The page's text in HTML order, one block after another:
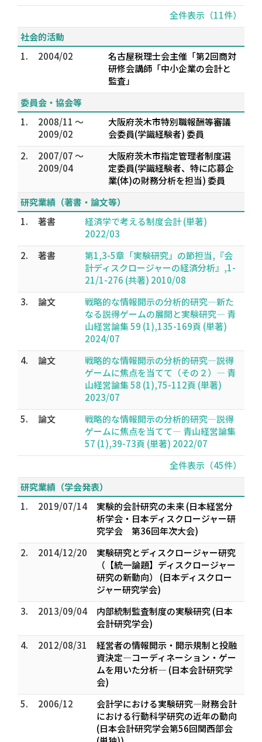
全件表示（11件）
社会的活動
1.
2004/02
名古屋税理士会主催「第2回商対
研修会講師「中小企業の会計と
監査」
委員会・協会等
1.
2008/11 ～
2009/02
大阪府茨木市特別職報酬等審議
会委員(学識経験者) 委員
2.
2007/07 ～
2009/04
大阪府茨木市指定管理者制度選
定委員(学識経験者、特に応募企
業(体)の財務分析を担当) 委員
研究業績（著書・論文等）
1.
著書
経済学で考える制度会計 (単著)
2022/03
2.
著書
第1,3-5章「実験研究」の節担当,『会
計ディスクロージャーの経済分析』,1-
21/1-276 (共著) 2010/08
3.
論文
戦略的な情報開示の分析的研究―新た
なる説得ゲームの展開と実験研究― 青
山経営論集 59 (1),135-169頁 (単著)
2024/07
4.
論文
戦略的な情報開示の分析的研究―説得
ゲームに焦点を当てて（その２）― 青
山経営論集 58 (1),75-112頁 (単著)
2023/07
5.
論文
戦略的な情報開示の分析的研究―説得
ゲームに焦点を当てて― 青山経営論集
57 (1),39-73頁 (単著) 2022/07
全件表示（45件）
研究業績（学会発表）
1.
2019/07/14
実験的会計研究の未来 (日本経営分
析学会・日本ディスクロージャー研
究学会 第36回年次大会)
2.
2014/12/20
実験研究とディスクロージャー研究
（【統一論題】ディスクロージャー
研究の新動向） (日本ディスクロー
ジャー研究学会)
3.
2013/09/04
内部統制監査制度の実験研究 (日本
会計研究学会)
4.
2012/08/31
経営者の情報開示・開示規制と投融
資決定―コーディネーション・ゲー
ムを用いた分析― (日本会計研究学
会)
5.
2006/12
会計学における実験研究―財務会計
における行動科学研究の近年の動向
(日本会計研究学会第56回関西部会